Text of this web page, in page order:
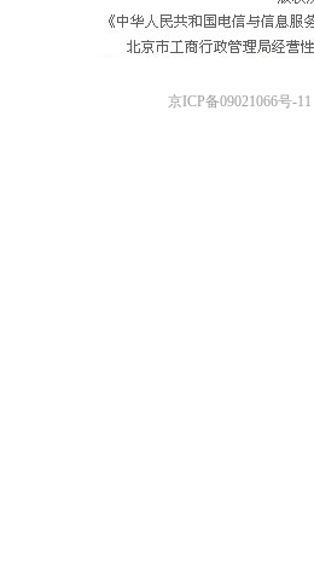
京ICP备09021066号-11